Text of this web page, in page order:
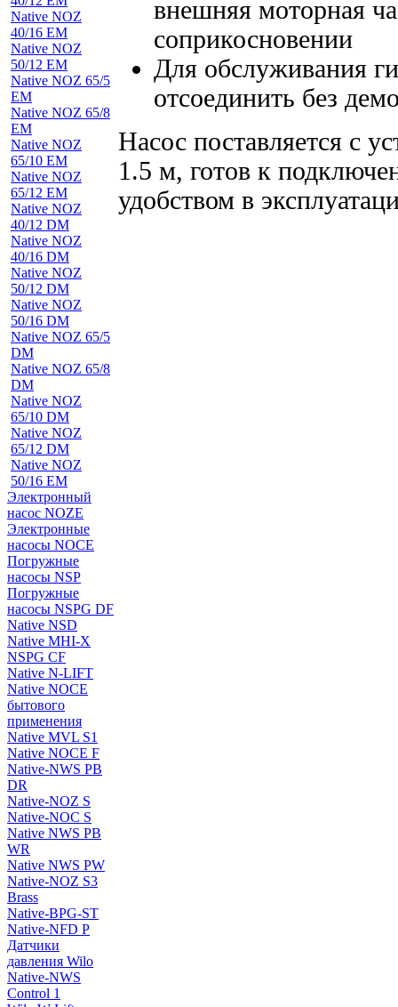
Native NOZ
40/16 EM
Native NOZ
50/12 EM
Native NOZ 65/5
EM
Native NOZ 65/8
EM
Native NOZ
65/10 EM
Native NOZ
65/12 EM
Native NOZ
40/12 DM
Native NOZ
40/16 DM
Native NOZ
50/12 DM
Native NOZ
50/16 DM
Native NOZ 65/5
DM
Native NOZ 65/8
DM
Native NOZ
65/10 DM
Native NOZ
65/12 DM
Native NOZ
50/16 EM
Электронный
насос NOZE
Электронные
насосы NOCE
Погружные
насосы NSP
Погружные
насосы NSPG DF
Native NSD
Native MHI-X
NSPG CF
Native N-LIFT
Native NOCE
бытового
применения
Native MVL S1
Native NOCE F
Native-NWS PB
DR
Native-NOZ S
Native-NOC S
Native NWS PB
WR
Native NWS PW
Native-NOZ S3
Brass
Native-BPG-ST
Native-NFD P
Датчики
давления Wilo
Native-NWS
Control 1
внешняя моторная
соприкосновении
Для обслуживания
отсоединить без
Насос поставляется с
1.5 м, готов к
удобством в